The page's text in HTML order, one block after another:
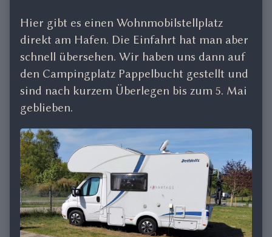
Hier gibt es einen Wohnmobilstellplatz
direkt am Hafen. Die Einfahrt hat man aber
schnell übersehen. Wir haben uns dann auf
den Campingplatz Pappelbucht gestellt und
sind nach kurzem Überlegen bis zum 5. Mai
geblieben.